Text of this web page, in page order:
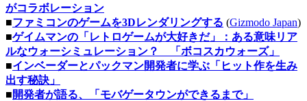
がコラボレーション
■ファミコンのゲームを3Dレンダリングする (Gizmodo Japan)
■ゲイムマンの「レトロゲームが大好きだ」：ある意味リア
ルなウォーシミュレーション？ 「ボコスカウォーズ」
■インベーダーとパックマン開発者に学ぶ「ヒット作を生み
出す秘訣」
■開発者が語る、「モバゲータウンができるまで」